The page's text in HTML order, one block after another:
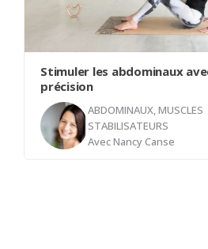
connexion entre le tronc et le
votre corps se mouvoir
Stimuler les abdominaux
précision
ABDOMINAUX, MUSCLES
STABILISATEURS
AvecNancy Canse